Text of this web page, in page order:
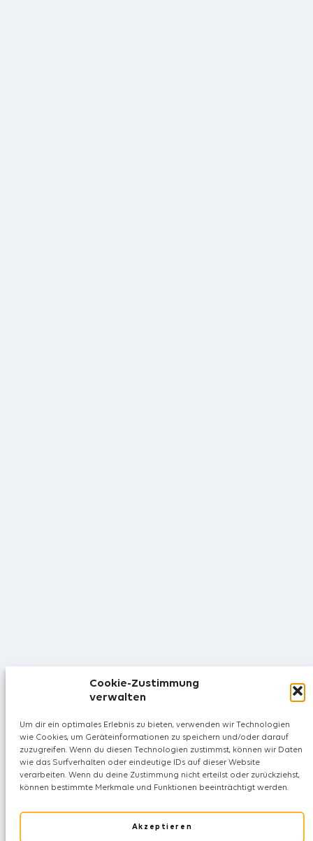
Cookie-Zustimmung
verwalten
Um dir ein optimales Erlebnis zu bieten, verwenden wir Technologien
wie Cookies, um Geräteinformationen zu speichern und/oder darauf
zuzugreifen. Wenn du diesen Technologien zustimmst, können wir Daten
wie das Surfverhalten oder eindeutige IDs auf dieser Website
verarbeiten. Wenn du deine Zustimmung nicht erteilst oder zurückziehst,
können bestimmte Merkmale und Funktionen beeinträchtigt werden.
Akzeptieren